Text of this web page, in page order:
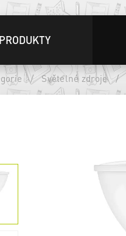
PRODUKTY
/ Světelné zdroje /